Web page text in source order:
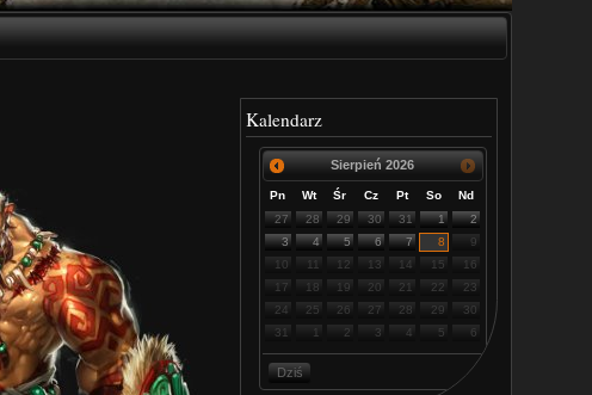
Kalendarz
Sierpień 2026
Pn Wt Śr Cz Pt So
Nd
27
28 29 30 31 1
2
3
4 5 6 7 8
9
10
11 12 13 14 15
16
17
18 19 20 21 22
23
24
25 26 27 28 29
30
31
1 2 3 4 5 6
Dziś